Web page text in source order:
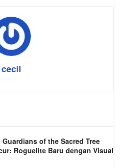
cecil
of the Sacred Tree
Roguelite Baru dengan Visual